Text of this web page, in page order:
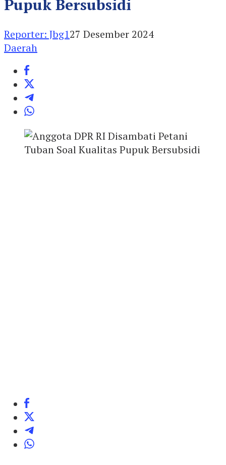
Pupuk Bersubsidi
Reporter: Jbg127 Desember 2024
Daerah